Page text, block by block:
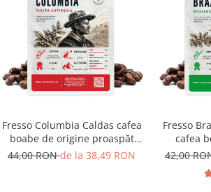
Fresso Columbia Caldas cafea
boabe de origine proaspăt
prăjită
44,00 RONde la 38,49 RON
Fresso
cafea
42,00